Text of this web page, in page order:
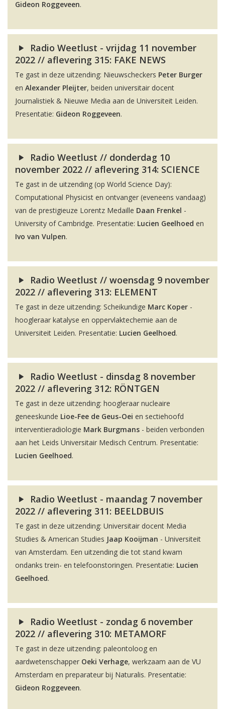
Gideon Roggeveen.
Radio Weetlust - vrijdag 11 november
2022 // aflevering 315: FAKE NEWS
Te gast in deze uitzending: Nieuwscheckers Peter Burger
en Alexander Pleijter, beiden universitair docent
Journalistiek & Nieuwe Media aan de Universiteit Leiden.
Presentatie: Gideon Roggeveen.
Radio Weetlust // donderdag 10
november 2022 // aflevering 314: SCIENCE
Te gast in de uitzending (op World Science Day):
Computational Physicist en ontvanger (eveneens vandaag)
van de prestigieuze Lorentz Medaille Daan Frenkel -
University of Cambridge. Presentatie: Lucien Geelhoed en
Ivo van Vulpen.
Radio Weetlust // woensdag 9 november
2022 // aflevering 313: ELEMENT
Te gast in deze uitzending: Scheikundige Marc Koper -
hoogleraar katalyse en oppervlaktechemie aan de
Universiteit Leiden. Presentatie: Lucien Geelhoed.
Radio Weetlust - dinsdag 8 november
2022 // aflevering 312: RÖNTGEN
Te gast in deze uitzending: hoogleraar nucleaire
geneeskunde Lioe-Fee de Geus-Oei en sectiehoofd
interventieradiologie Mark Burgmans - beiden verbonden
aan het Leids Universitair Medisch Centrum. Presentatie:
Lucien Geelhoed.
Radio Weetlust - maandag 7 november
2022 // aflevering 311: BEELDBUIS
Te gast in deze uitzending: Universitair docent Media
Studies & American Studies Jaap Kooijman - Universiteit
van Amsterdam. Een uitzending die tot stand kwam
ondanks trein- en telefoonstoringen. Presentatie: Lucien
Geelhoed.
Radio Weetlust - zondag 6 november
2022 // aflevering 310: METAMORF
Te gast in deze uitzending: paleontoloog en
aardwetenschapper Oeki Verhage, werkzaam aan de VU
Amsterdam en preparateur bij Naturalis. Presentatie:
Gideon Roggeveen.